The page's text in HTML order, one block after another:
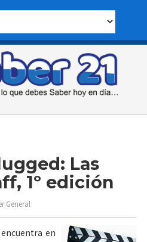
Las
1º edición
General
en